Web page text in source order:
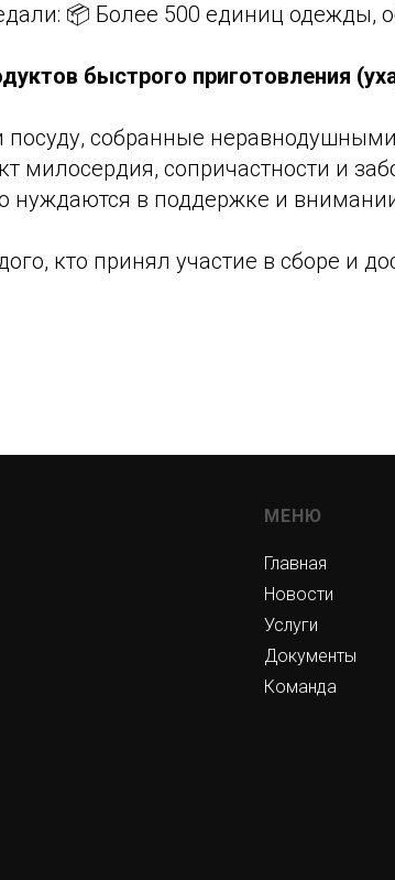
📦 Более 500 единиц одежды,
быстрого приготовления
посуду, собранные
милосердия, сопричастности и
нуждаются в поддержке и
кто принял участие в сборе и
МЕНЮ
Главная
Новости
Услуги
Документы
Команда